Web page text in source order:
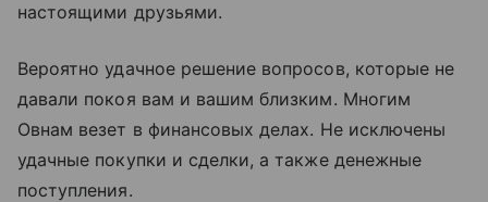
настоящими друзьями.
Вероятно удачное решение вопросов, которые не
давали покоя вам и вашим близким. Многим
Овнам везет в финансовых делах. Не исключены
удачные покупки и сделки, а также денежные
поступления.